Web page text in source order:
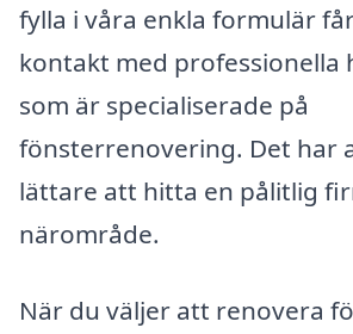
fylla i våra enkla formulär
kontakt med professionella
som är specialiserade på
fönsterrenovering. Det har
lättare att hitta en pålitlig
närområde.
När du väljer att renovera